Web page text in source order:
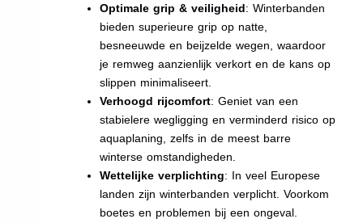
Optimale grip & veiligheid: Winterbanden
bieden superieure grip op natte,
besneeuwde en beijzelde wegen, waardoor
je remweg aanzienlijk verkort en de kans op
slippen minimaliseert.
Verhoogd rijcomfort: Geniet van een
stabielere wegligging en verminderd risico op
aquaplaning, zelfs in de meest barre
winterse omstandigheden.
Wettelijke verplichting: In veel Europese
landen zijn winterbanden verplicht. Voorkom
boetes en problemen bij een ongeval.